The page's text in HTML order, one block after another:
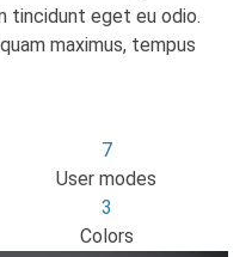
tincidunt eget eu odio.
maximus, tempus
7
User modes
3
Colors